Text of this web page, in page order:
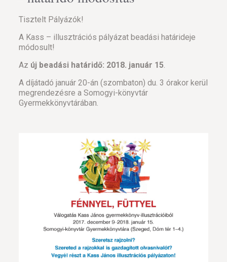
Tisztelt Pályázók!
A Kass – illusztrációs pályázat beadási határideje
módosult!
Az új beadási határidő: 2018. január 15.
A díjátadó január 20-án (szombaton) du. 3 órakor kerül
megrendezésre a Somogyi-könyvtár
Gyermekkönyvtárában.